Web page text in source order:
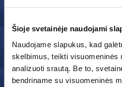
Šioje svetainėje naudojami
Naudojame slapukus, kad
skelbimus, teikti visuomeninės
analizuoti srautą. Be to,
bendriname su visuomeninės
Perduokite savo
nedelsiant
bylą.